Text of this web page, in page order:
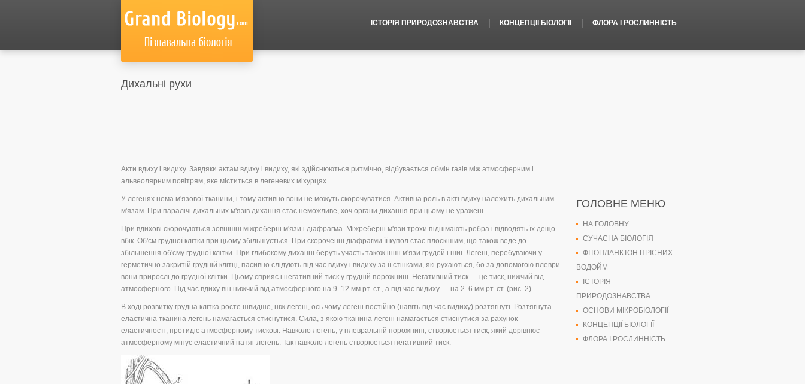
ІСТОРІЯ ПРИРОДОЗНАВСТВА КОНЦЕПЦІЇ БІОЛОГІЇ ФЛОРА І РОСЛИННІСТЬ
Дихальні рухи
Акти вдиху і видиху. Завдяки актам вдиху і видиху, які здійснюються ритмічно, відбувається обмін газів між атмосферним і
альвеолярним повітрям, яке міститься в легеневих міхурцях.
У легенях нема м'язової тканини, і тому активно вони не можуть скорочуватися. Активна роль в акті вдиху належить дихальним
м'язам. При паралічі дихальних м'язів дихання стає неможливе, хоч органи дихання при цьому не уражені.
При вдихові скорочуються зовнішні міжреберні м'язи і діафрагма. Міжреберні м'язи трохи піднімають ребра і відводять їх дещо
вбік. Об'єм грудної клітки при цьому збільшується. При скороченні діафрагми її купол стає плоскішим, що також веде до
збільшення об'єму грудної клітки. При глибокому диханні беруть участь також інші м'язи грудей і шиї. Легені, перебуваючи у
герметично закритій грудній клітці, пасивно слідують під час вдиху і видиху за її стінками, які рухаються, бо за допомогою плеври
вони прирослі до грудної клітки. Цьому сприяє і негативний тиск у грудній порожнині. Негативний тиск — це тиск, нижчий від
атмосферного. Під час вдиху він нижчий від атмосферного на 9 .12 мм рт. ст., а під час видиху — на 2 .6 мм рт. ст. (рис. 2).
В ході розвитку грудна клітка росте швидше, ніж легені, ось чому легені постійно (навіть під час видиху) розтягнуті. Розтягнута
еластична тканина легень намагається стиснутися. Сила, з якою тканина легені намагається стиснутися за рахунок
еластичності, протидіє атмосферному тискові. Навколо легень, у плевральній порожнині, створюється тиск, який дорівнює
атмосферному мінус еластичний натяг легень. Так навколо легень створюється негативний тиск.
ГОЛОВНЕ МЕНЮ
НА ГОЛОВНУ
СУЧАСНА БІОЛОГІЯ
ФІТОПЛАНКТОН ПРІСНИХ
ВОДОЙМ
ІСТОРІЯ
ПРИРОДОЗНАВСТВА
ОСНОВИ МІКРОБІОЛОГІЇ
КОНЦЕПЦІЇ БІОЛОГІЇ
ФЛОРА І РОСЛИННІСТЬ